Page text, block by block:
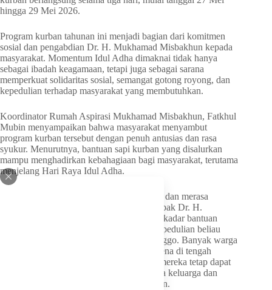
hingga 29 Mei 2026.
Program kurban tahunan ini menjadi bagian dari komitmen
sosial dan pengabdian Dr. H. Mukhamad Misbakhun kepada
masyarakat. Momentum Idul Adha dimaknai tidak hanya
sebagai ibadah keagamaan, tetapi juga sebagai sarana
memperkuat solidaritas sosial, semangat gotong royong, dan
kepedulian terhadap masyarakat yang membutuhkan.
Koordinator Rumah Aspirasi Mukhamad Misbakhun, Fatkhul
Mubin menyampaikan bahwa masyarakat menyambut
program kurban tersebut dengan penuh antusias dan rasa
syukur. Menurutnya, bantuan sapi kurban yang disalurkan
mampu menghadirkan kebahagiaan bagi masyarakat, terutama
menjelang Hari Raya Idul Adha.
“Alhamdulillah, masyarakat sangat senang dan merasa
diperhatikan. Bantuan sapi kurban dari Bapak Dr. H.
Mukhamad Misbakhun ini bukan hanya sekadar bantuan
hewan kurban, tetapi juga bentuk nyata kepedulian beliau
kepada masyarakat Pasuruan dan Probolinggo. Banyak warga
yang menyampaikan rasa terima kasih karena di tengah
kondisi ekonomi yang masih menantang, mereka tetap dapat
merasakan kebahagiaan Idul Adha bersama keluarga dan
lingkungan sekitarnya,” ujar Fatkhul Mubin.